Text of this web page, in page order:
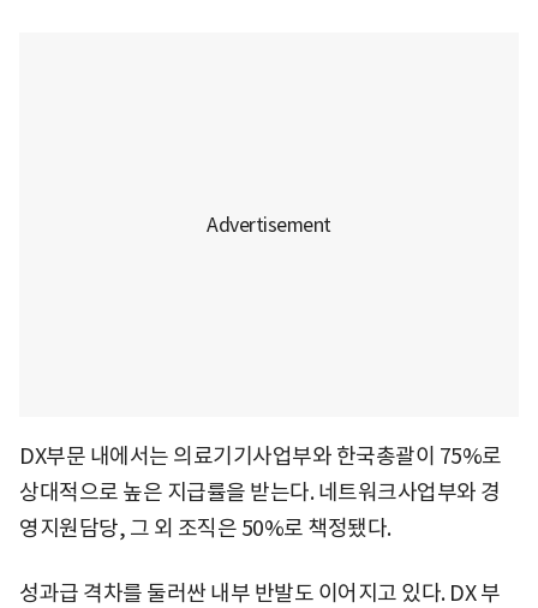
DX부문 내에서는 의료기기사업부와 한국총괄이 75%로
상대적으로 높은 지급률을 받는다. 네트워크사업부와 경
영지원담당, 그 외 조직은 50%로 책정됐다.
성과급 격차를 둘러싼 내부 반발도 이어지고 있다. DX 부